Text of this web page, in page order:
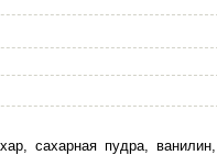
сахарная пудра, ванилин,